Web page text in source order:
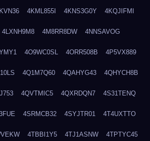
4KML855I 4KNS3G0Y 4KQJIFMI
4LXNH9M8 4M8RR8DW 4NNSAVOG
4O9WC0SL 4ORR508B 4P5VX889
4Q1M7Q60 4QAHYG43 4QHYCH8B
4QVTMIC5 4QXRDQN7 4S31TENQ
4SRMCB32 4SYJTR01 4T4UXTTO
4TBBI1Y5 4TJ1ASNW 4TPTYC45